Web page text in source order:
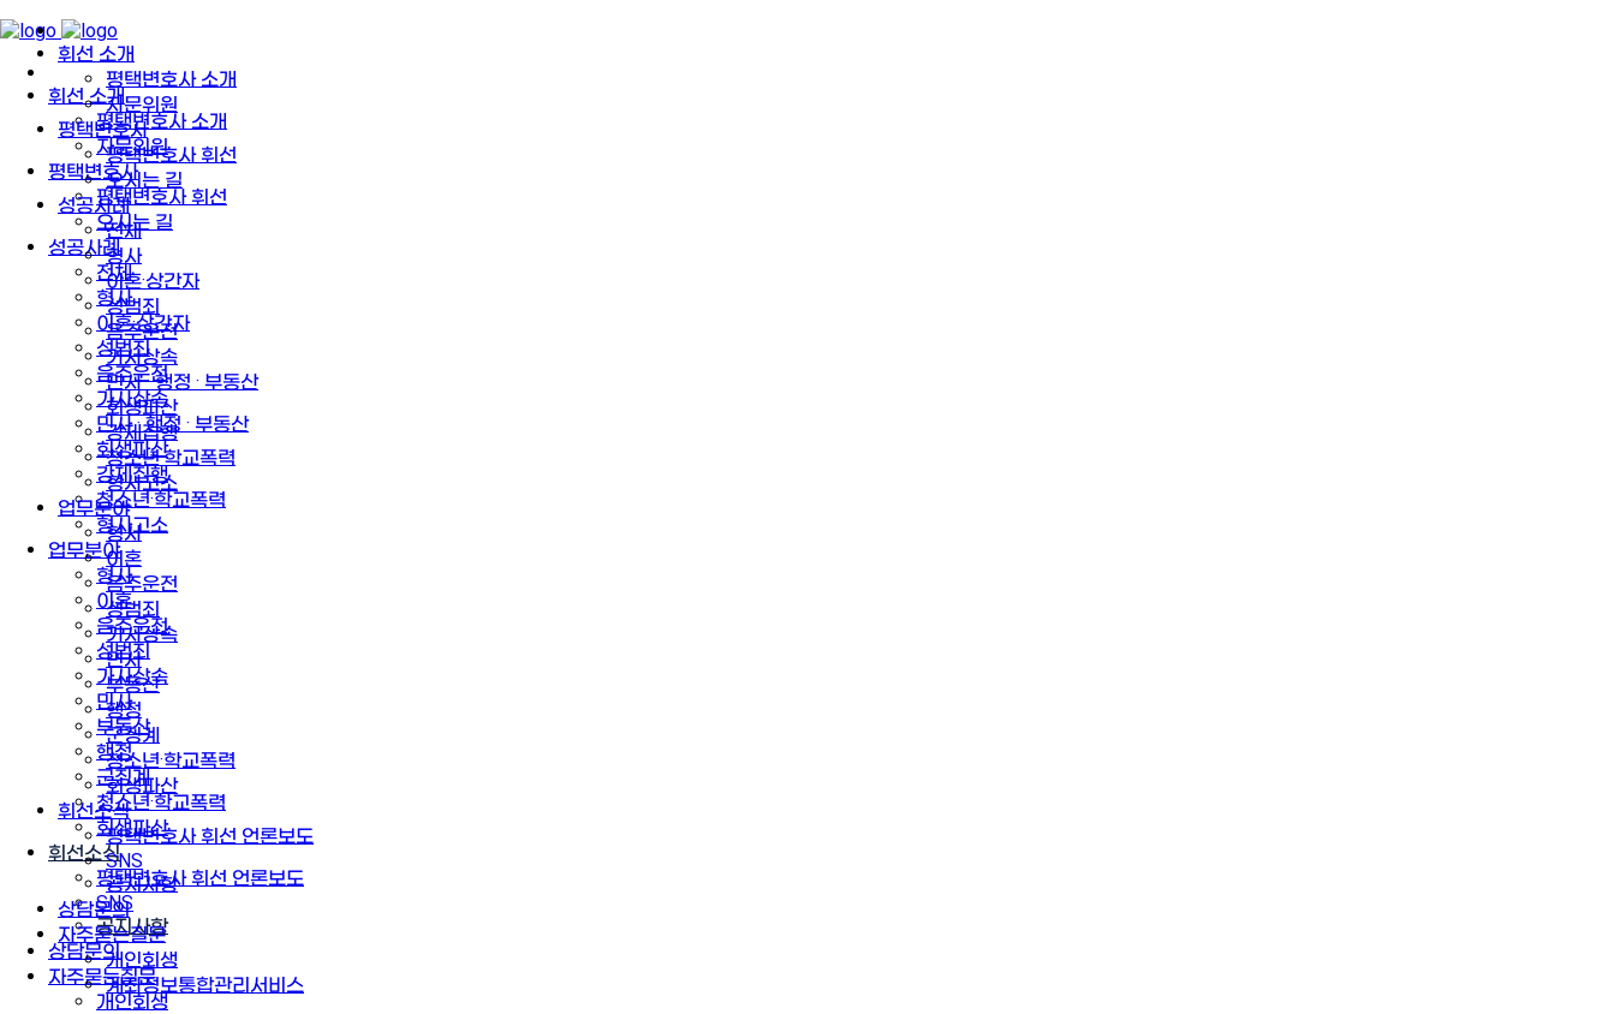
휘선 소개
평택변호사 소개
자문위원
평택변호사
평택변호사 휘선
오시는 길
성공사례
전체
형사
이혼·상간자
성범죄
음주운전
가사상속
민사 · 행정 · 부동산
회생파산
강제집행
청소년·학교폭력
형사고소
업무분야
형사
이혼
음주운전
성범죄
가사상속
민사
부동산
행정
군징계
청소년·학교폭력
회생파산
휘선소식
평택변호사 휘선 언론보도
SNS
공지사항
상담문의
자주묻는질문
개인회생
휘선 소개
평택변호사 소개
자문위원
평택변호사
평택변호사 휘선
오시는 길
성공사례
전체
형사
이혼·상간자
성범죄
음주운전
가사상속
민사 · 행정 · 부동산
회생파산
강제집행
청소년·학교폭력
형사고소
업무분야
형사
이혼
음주운전
성범죄
가사상속
민사
부동산
행정
군징계
청소년·학교폭력
회생파산
휘선소식
평택변호사 휘선 언론보도
SNS
공지사항
상담문의
자주묻는질문
개인회생
계좌정보통합관리서비스